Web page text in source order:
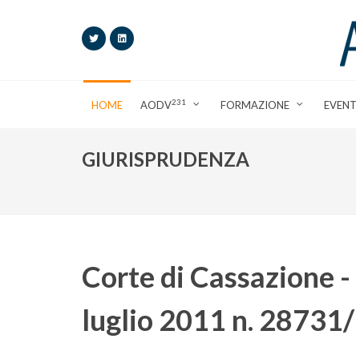
HOME AODV231 FORMAZIONE
GIURISPRUDENZA
Corte di Cassazione
luglio 2011 n.